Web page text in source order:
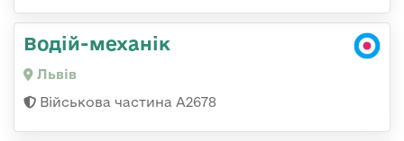
Водій-механік
Львів
Військова частина А2678